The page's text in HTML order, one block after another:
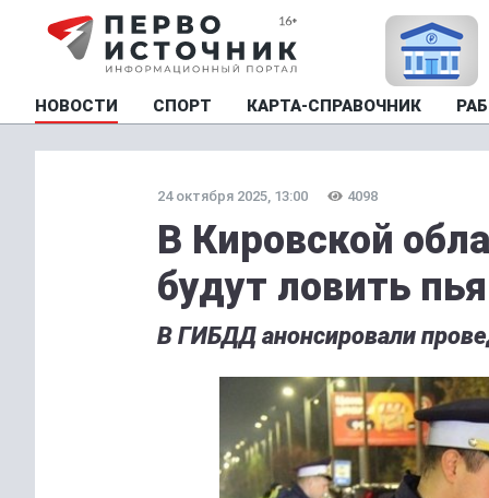
НОВОСТИ СПОРТ КАРТА-СПРАВОЧНИК
24 октября 2025, 13:00 4098
В Кировской
будут ловить
В ГИБДД анонсировали